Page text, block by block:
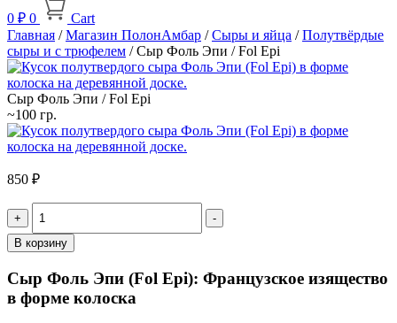
0 ₽ 0
Cart
Главная /Магазин ПолонАмбар /Сыры и яйца /Полутвёрдые
сыры и с трюфелем / Сыр Фоль Эпи / Fol Epi
Сыр Фоль Эпи / Fol Epi
~100 гр.
850 ₽
Quantity
В корзину
Сыр Фоль Эпи (Fol Epi): Французское изящество
в форме колоска